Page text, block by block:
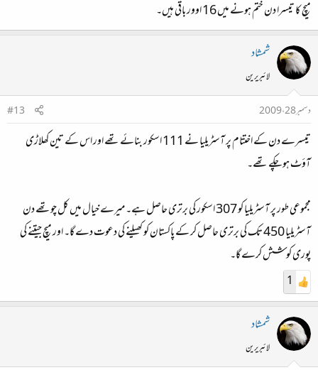
میچ کا تیسرا دن ختم ہونے میں 16 اوور باقی ہیں۔
شمشاد
لائبریرین
دسمبر 28، 2009
#13
تیسرے دن کے اختتام پر آسٹریلیا نے 111 اسکور بنائے تھے اور اس کے تین کھلاڑی
آؤٹ ہو چکے تھے۔
مجموعی طور پر آسٹریلیا کو 307 اسکور کی برتری حاصل ہے۔ میرے خیال میں کل چوتھے دن
آسٹریلیا 450 تک کی برتری حاصل کر کے پاکستان کو کھیلنے کی دعوت دے گا۔ اور میچ جیتنے کی
پوری کوشش کرے گا۔
1
شمشاد
لائبریرین